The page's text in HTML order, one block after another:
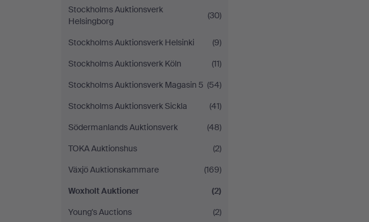
Stockholms Auktionsverk
Helsingborg
(30)
Stockholms Auktionsverk Helsinki
(9)
Stockholms Auktionsverk Köln
(11)
Stockholms Auktionsverk Magasin 5 (54)
Stockholms Auktionsverk Sickla
(41)
Södermanlands Auktionsverk
(48)
TOKA Auktionshus
(2)
Växjö Auktionskammare
(169)
Woxholt Auktioner
(2)
Young's Auctions
(2)